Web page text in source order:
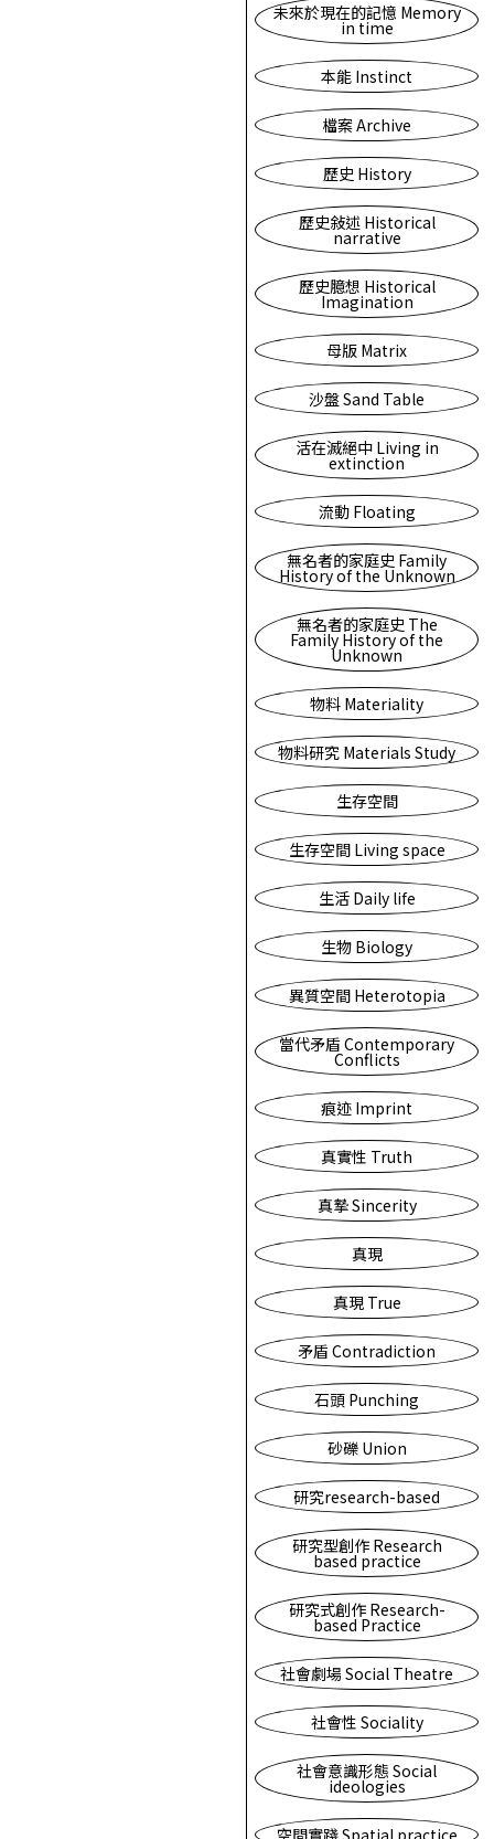
未來於現在的記憶 Memory
in time
本能 Instinct
檔案 Archive
歷史 History
歷史敍述 Historical
narrative
歷史臆想 Historical
Imagination
母版 Matrix
沙盤 Sand Table
活在滅絕中 Living in
extinction
流動 Floating
無名者的家庭史 Family
History of the Unknown
無名者的家庭史 The
Family History of the
Unknown
物料 Materiality
物料研究 Materials Study
生存空間
生存空間 Living space
生活 Daily life
生物 Biology
異質空間 Heterotopia
當代矛盾 Contemporary
Conflicts
痕迹 Imprint
真實性 Truth
真摯 Sincerity
真現
真現 True
矛盾 Contradiction
石頭 Punching
砂礫 Union
研究research-based
研究型創作 Research
based practice
研究式創作 Research-
based Practice
社會劇場 Social Theatre
社會性 Sociality
社會意識形態 Social
ideologies
空間實踐 Spatial practice